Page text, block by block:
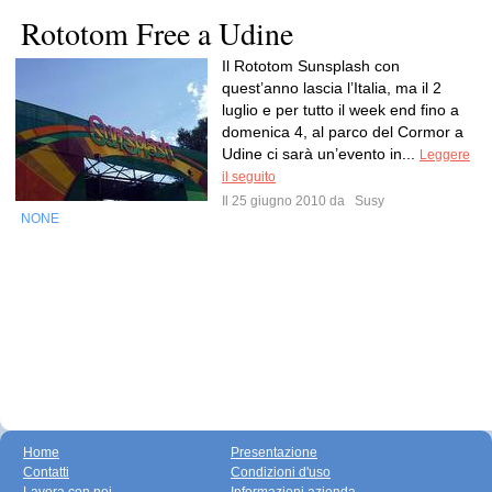
Rototom Free a Udine
Il Rototom Sunsplash con
quest’anno lascia l’Italia, ma il 2
luglio e per tutto il week end fino a
domenica 4, al parco del Cormor a
Udine ci sarà un’evento in...
Leggere
il seguito
Il 25 giugno 2010 da
Susy
NONE
Home
Contatti
Presentazione
Condizioni d'uso